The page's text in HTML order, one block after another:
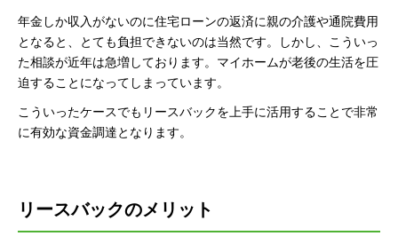
年金しか収入がないのに住宅ローンの返済に親の介護や通院費用
となると、とても負担できないのは当然です。しかし、こういっ
た相談が近年は急増しております。マイホームが老後の生活を圧
迫することになってしまっています。
こういったケースでもリースバックを上手に活用することで非常
に有効な資金調達となります。
リースバックのメリット